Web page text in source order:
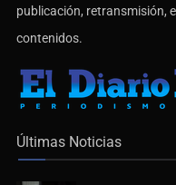
publicación, retransmisión,
contenidos.
Últimas Noticias